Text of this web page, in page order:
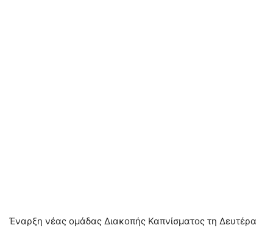
Έναρξη νέας ομάδας Διακοπής Καπνίσματος τη Δευτέρα